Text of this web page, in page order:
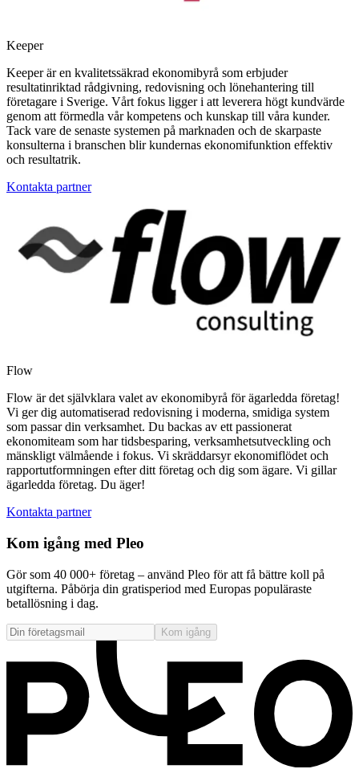
Keeper
Keeper är en kvalitetssäkrad ekonomibyrå som erbjuder
resultatinriktad rådgivning, redovisning och lönehantering till
företagare i Sverige. Vårt fokus ligger i att leverera högt kundvärde
genom att förmedla vår kompetens och kunskap till våra kunder.
Tack vare de senaste systemen på marknaden och de skarpaste
konsulterna i branschen blir kundernas ekonomifunktion effektiv
och resultatrik.
Kontakta partner
Flow
Flow är det självklara valet av ekonomibyrå för ägarledda företag!
Vi ger dig automatiserad redovisning i moderna, smidiga system
som passar din verksamhet. Du backas av ett passionerat
ekonomiteam som har tidsbesparing, verksamhetsutveckling och
mänskligt välmående i fokus. Vi skräddarsyr ekonomiflödet och
rapportutformningen efter ditt företag och dig som ägare. Vi gillar
ägarledda företag. Du äger!
Kontakta partner
Kom igång med Pleo
Gör som 40 000+ företag – använd Pleo för att få bättre koll på
utgifterna. Påbörja din gratisperiod med Europas populäraste
betallösning i dag.
Kom igång